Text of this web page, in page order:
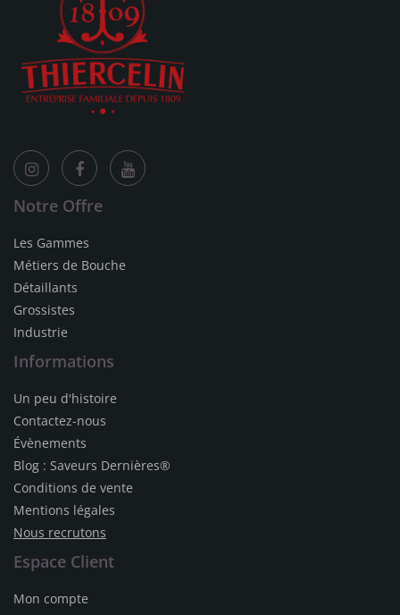
Notre Offre
Les Gammes
Métiers de Bouche
Détaillants
Grossistes
Industrie
Informations
Un peu d'histoire
Contactez-nous
Évènements
Blog : Saveurs Dernières®
Conditions de vente
Mentions légales
Nous recrutons
Espace Client
Mon compte